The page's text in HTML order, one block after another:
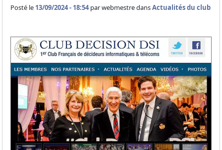
Posté le 13/09/2024 - 18:54 parwebmestre dansActualités du club